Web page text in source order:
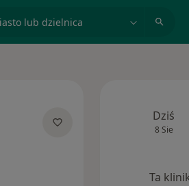
Dziś
8 Sie
Ta